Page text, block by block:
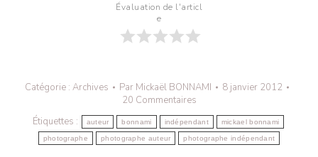
Évaluation de l'articl
e
Catégorie : Archives Par Mickaël BONNAMI
8 janvier 2012
20 Commentaires
Étiquettes :
auteur bonnami indépendant mickael bonnami
photographe photographe auteur photographe indépendant